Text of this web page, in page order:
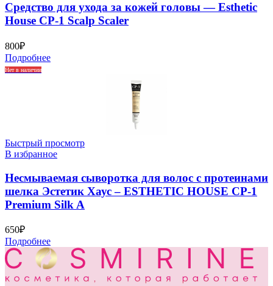
Средство для ухода за кожей головы — Esthetic
House CP-1 Scalp Scaler
800₽
Подробнее
Нет в наличии
Быстрый просмотр
В избранное
Несмываемая сыворотка для волос с протеинами
шелка Эстетик Хаус – ESTHETIC HOUSE CP-1
Premium Silk A
650₽
Подробнее